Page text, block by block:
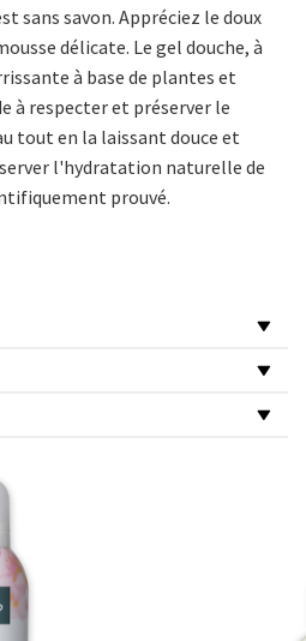
sans savon. Appréciez le doux
délicate. Le gel douche, à
à base de plantes et
à respecter et préserver le
tout en la laissant douce et
l'hydratation naturelle de
prouvé.